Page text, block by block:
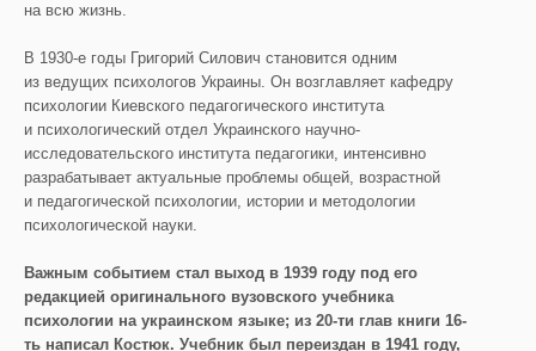
на всю жизнь.
В 1930-е годы Григорий Силович становится одним
из ведущих психологов Украины. Он возглавляет кафедру
психологии Киевского педагогического института
и психологический отдел Украинского научно-
исследовательского института педагогики, интенсивно
разрабатывает актуальные проблемы общей, возрастной
и педагогической психологии, истории и методологии
психологической науки.
Важным событием стал выход в 1939 году под его
редакцией оригинального вузовского учебника
психологии на украинском языке; из 20-ти глав книги 16-
ть написал Костюк. Учебник был переиздан в 1941 году,